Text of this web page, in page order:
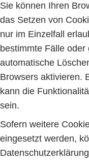
Sie können Ihren
das Setzen von
nur im Einzelfall
bestimmte Fälle
automatische
Browsers aktivieren.
kann die
sein.
Sofern weitere
eingesetzt werden,